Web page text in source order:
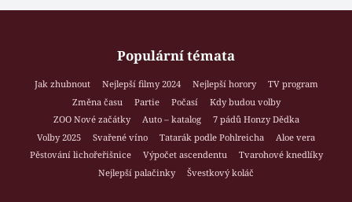
Populární témata
Jak zhubnout Nejlepší filmy 2024 Nejlepší horory
TV program
Změna času
Partie Počasí
Kdy budou volby
ZOO Nové začátky
Auto – katalog
7 pádů Honzy Dědka
Volby 2025
Svařené víno Tatarák podle Pohlreicha
Aloe vera
Pěstování lichořeřišnice
Výpočet ascendentu
Tvarohové knedlíky
Nejlepší palačinky
Švestkový koláč